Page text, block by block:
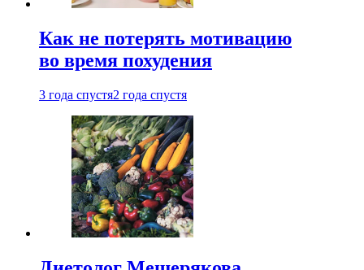
Как не потерять мотивацию
во время похудения
3 года спустя2 года спустя